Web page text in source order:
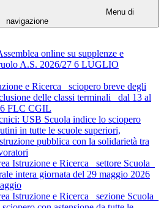
Menu di
navigazione
online su supplenze e
A.S. 2026/27 6 LUGLIO
e Ricerca_ sciopero breve degli
delle classi terminali_ dal 13 al
FLC CGIL
USB Scuola indice lo sciopero
in tutte le scuole superiori,
pubblica con la solidarietà tra
Istruzione e Ricerca_ settore Scuola_
intera giornata del 29 maggio 2026
Istruzione e Ricerca_ sezione Scuola_